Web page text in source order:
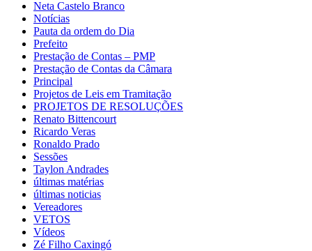
Neta Castelo Branco
Notícias
Pauta da ordem do Dia
Prefeito
Prestação de Contas – PMP
Prestação de Contas da Câmara
Principal
Projetos de Leis em Tramitação
PROJETOS DE RESOLUÇÕES
Renato Bittencourt
Ricardo Veras
Ronaldo Prado
Sessões
Taylon Andrades
últimas matérias
últimas noticias
Vereadores
VETOS
Vídeos
Zé Filho Caxingó